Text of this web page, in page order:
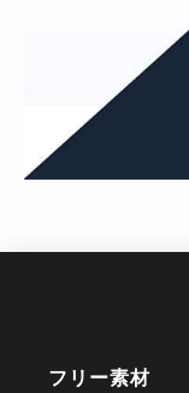
フリー素材